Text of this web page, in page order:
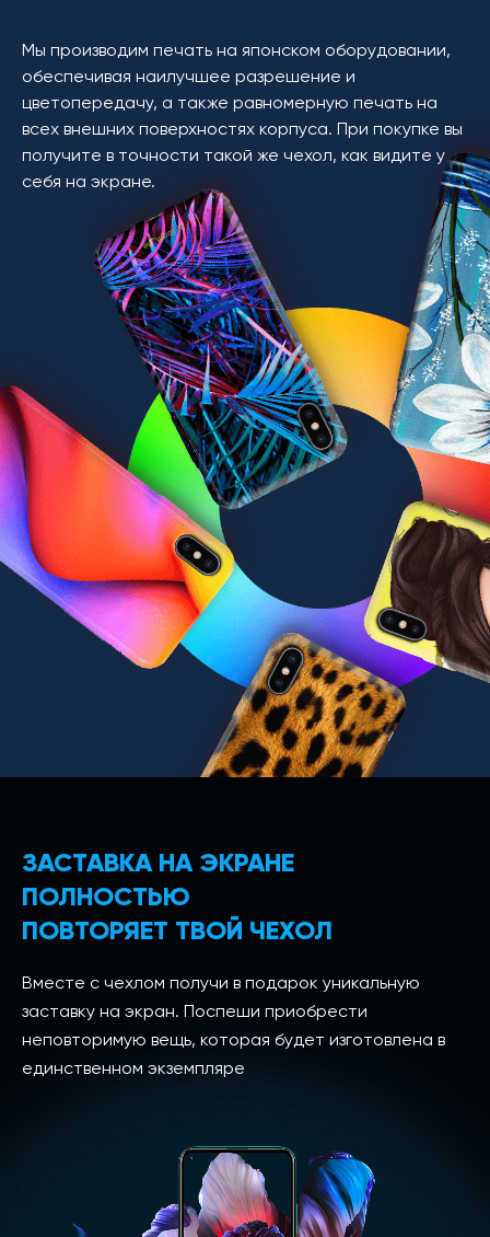
Мы производим печать на японском оборудовании,
обеспечивая наилучшее разрешение и
цветопередачу, а также равномерную печать на
всех внешних поверхностях корпуса. При покупке вы
получите в точности такой же чехол, как видите у
себя на экране.
ЗАСТАВКА НА ЭКРАНЕ
ПОЛНОСТЬЮ
ПОВТОРЯЕТ ТВОЙ ЧЕХОЛ
Вместе с чехлом получи в подарок уникальную
заставку на экран. Поспеши приобрести
неповторимую вещь, которая будет изготовлена в
единственном экземпляре